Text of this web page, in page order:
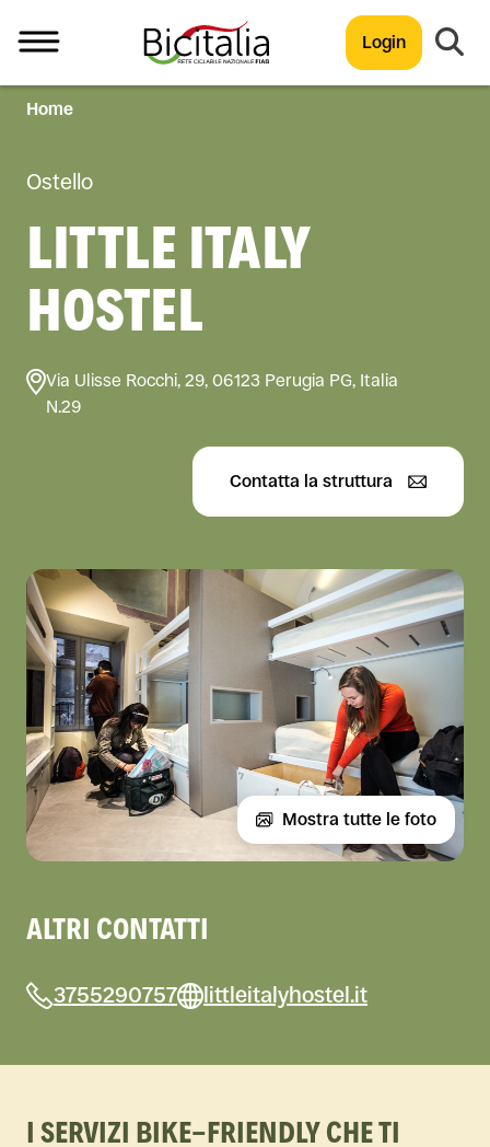
Login
TUTTO
Home
Ostello
LITTLE ITALY
HOSTEL
Via Ulisse Rocchi, 29, 06123 Perugia PG, Italia
N.29
Contatta la struttura
Mostra tutte le foto
ALTRI CONTATTI
3755290757 littleitalyhostel.it
I SERVIZI BIKE-FRIENDLY CHE TI